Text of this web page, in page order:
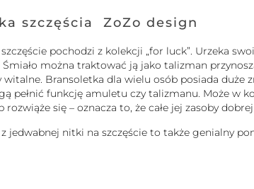
szczęścia ZoZo design
pochodzi z kolekcji „for luck”. Urzeka
można traktować ją jako talizman
witalne. Bransoletka dla wielu osób posiada
pełnić funkcję amuletu czy talizmanu. Może w
rozwiąże się – oznacza to, że całe jej zasoby
jedwabnej nitki na szczęście to także genialny